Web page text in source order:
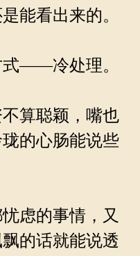
能看出来的。
——冷处理。
算聪颖，嘴也
的心肠能说些
虑的事情，又
的话就能说透